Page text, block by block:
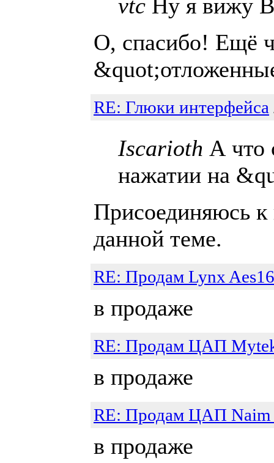
vtc Ну я вижу
О, спасибо! Ещё
RE: Глюки интерфейса
Iscarioth А что
нажатии на
Присоединяюсь к
данной теме.
RE: Продам Lynx Aes16
в продаже
RE: Продам ЦАП
в продаже
RE: Продам ЦАП
в продаже